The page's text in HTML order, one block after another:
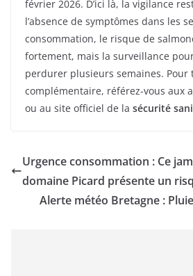
février 2026. D’ici là, la vigilance
l’absence de symptômes dans les
consommation, le risque de
fortement, mais la surveillance
perdurer plusieurs semaines.
complémentaire, référez-vous aux
ou au site officiel de la sécurité
Urgence consommation : Ce
domaine Picard présente un
Alerte météo Bretagne :